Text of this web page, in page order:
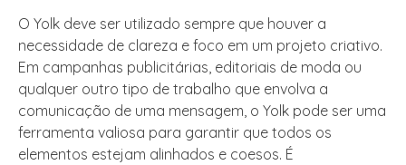
O Yolk deve ser utilizado sempre que houver a
necessidade de clareza e foco em um projeto criativo.
Em campanhas publicitárias, editoriais de moda ou
qualquer outro tipo de trabalho que envolva a
comunicação de uma mensagem, o Yolk pode ser uma
ferramenta valiosa para garantir que todos os
elementos estejam alinhados e coesos. É